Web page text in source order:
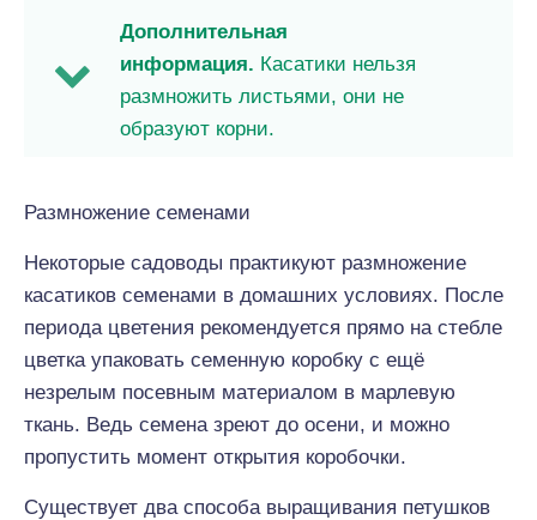
Дополнительная
информация. Касатики нельзя
размножить листьями, они не
образуют корни.
Размножение семенами
Некоторые садоводы практикуют размножение
касатиков семенами в домашних условиях. После
периода цветения рекомендуется прямо на стебле
цветка упаковать семенную коробку с ещё
незрелым посевным материалом в марлевую
ткань. Ведь семена зреют до осени, и можно
пропустить момент открытия коробочки.
Существует два способа выращивания петушков